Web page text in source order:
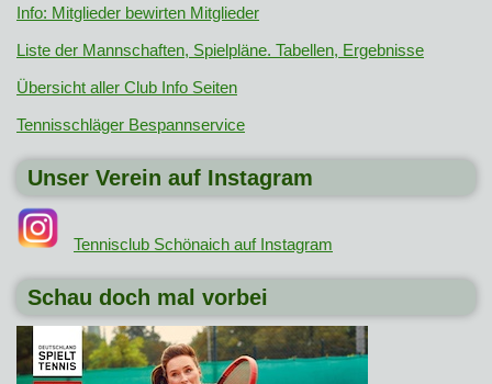
Info: Mitglieder bewirten Mitglieder
Liste der Mannschaften, Spielpläne. Tabellen, Ergebnisse
Übersicht aller Club Info Seiten
Tennisschläger Bespannservice
Unser Verein auf Instagram
Tennisclub Schönaich auf Instagram
Schau doch mal vorbei